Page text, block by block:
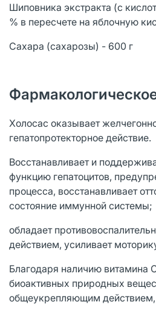
Шиповника экстракта (с
% в пересчете на яблочную
Сахара (сахарозы) - 600 г
Холосас оказывает
гепатопротекторное действие.
Восстанавливает и
функцию гепатоцитов,
процесса, восстанавливает
состояние иммунной системы;
обладает
действием, усиливает
Благодаря наличию витамина
биоактивных природных
общеукрепляющим